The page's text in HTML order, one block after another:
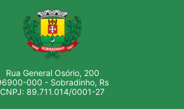
Rua General Osório, 200
000 - Sobradinho, Rs
CNPJ: 89.711.014/0001-27